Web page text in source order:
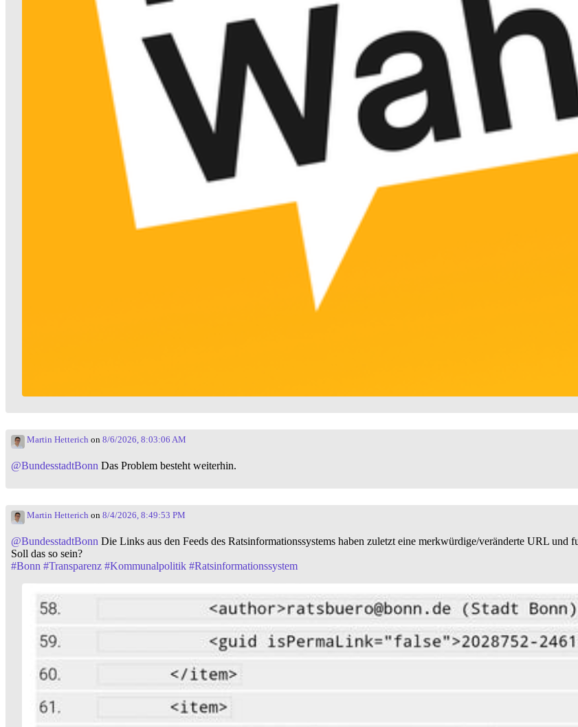
Martin Hetterich on 8/6/2026, 8:03:06 AM
@BundesstadtBonn Das Problem besteht weiterhin.
Martin Hetterich on 8/4/2026, 8:49:53 PM
@BundesstadtBonn Die Links aus den Feeds des Ratsinformationssystems haben zuletzt eine merkwürdige/veränderte URL und
Soll das so sein?
#Bonn #Transparenz #Kommunalpolitik #Ratsinformationssystem